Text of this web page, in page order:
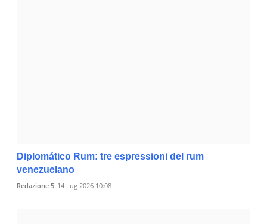
Diplomático Rum: tre espressioni del rum
venezuelano
Redazione 5 14 Lug 2026 10:08